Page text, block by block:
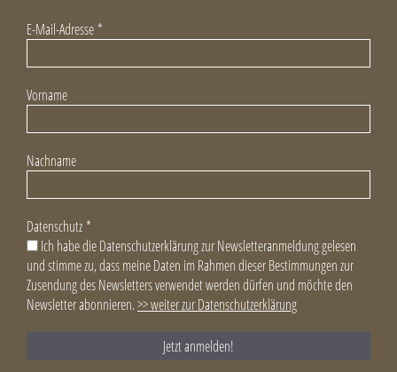
E-Mail-Adresse *
Vorname
Nachname
Datenschutz *
Ich habe die Datenschutzerklärung zur Newsletteranmeldung gelesen
und stimme zu, dass meine Daten im Rahmen dieser Bestimmungen zur
Zusendung des Newsletters verwendet werden dürfen und möchte den
Newsletter abonnieren.>> weiter zur Datenschutzerklärung